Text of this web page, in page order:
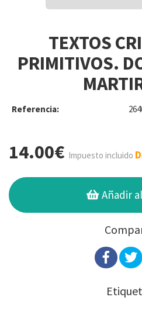
TEXTOS
PRIMITIVOS.
Referencia:
14.00€ Impuesto incluido
Añadir